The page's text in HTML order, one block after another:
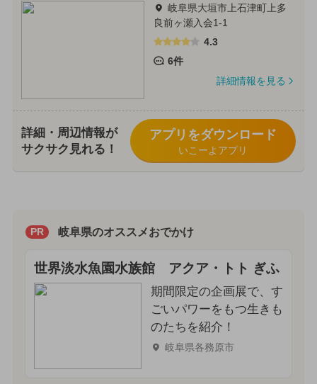
岐阜県大垣市上石津町上多
良前ヶ瀬入会1-1
4.3
6件
詳細情報を見る
詳細・周辺情報が
サクサク見れる！
アプリをダウンロード
いこーよアプリ
PR 岐阜県のオススメおでかけ
世界淡水魚園水族館 アクア・トト ぎふ
期間限定の企画展で、す
ごいパワーをもつ生きも
のたちを紹介！
岐阜県各務原市